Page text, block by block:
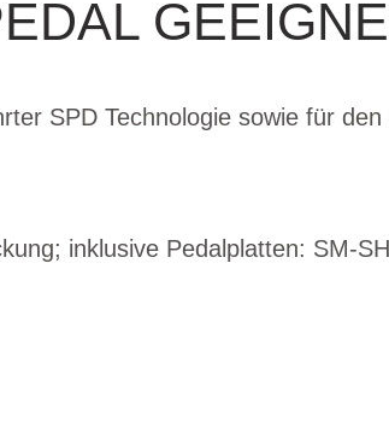
SPD Technologie sowie für
inklusive Pedalplatten: SM-